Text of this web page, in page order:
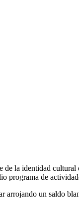
de la identidad
programa de
arrojando un saldo